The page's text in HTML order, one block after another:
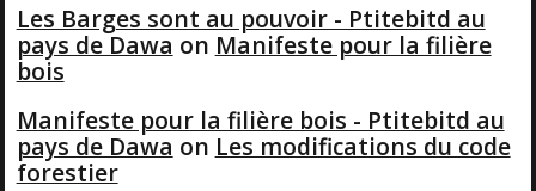
Les Barges sont au pouvoir - Ptitebitd au
pays de Dawa on Manifeste pour la filière
bois
Manifeste pour la filière bois - Ptitebitd au
pays de Dawa on Les modifications du code
forestier